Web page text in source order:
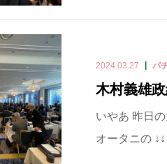
2024.03.27 パ
木村義雄
いやあ 昨日
オータニの